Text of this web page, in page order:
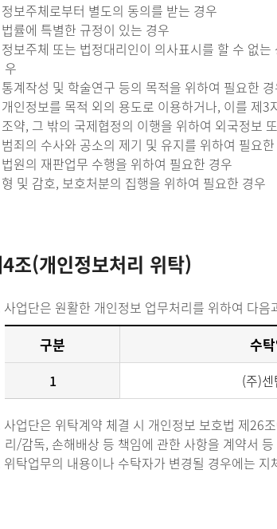
보주체로부터 별도의 동의를 받는 경우
률에 특별한 규정이 있는 경우
보주체 또는 법정대리인이 의사표시를 할 수 없는
우
계작성 및 학술연구 등의 목적을 위하여 필요한
인정보를 목적 외의 용도로 이용하거나, 이를 제3
약, 그 밖의 국제협정의 이행을 위하여 외국정보
죄의 수사와 공소의 제기 및 유지를 위하여 필요
원의 재판업무 수행을 위하여 필요한 경우
및 감호, 보호처분의 집행을 위하여 필요한 경우
조(개인정보처리 위탁)
사업단은 원활한 개인정보 업무처리를 위하여 다
구분 수
1 (주)
사업단은 위탁계약 체결 시 개인정보 보호법 제26
리/감독, 손해배상 등 책임에 관한 사항을 계약서
위탁업무의 내용이나 수탁자가 변경될 경우에는